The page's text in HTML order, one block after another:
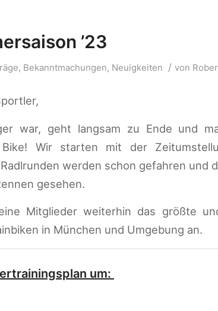
’23
, Bekanntmachungen, Neuigkeiten / von
war, geht langsam zu Ende und
Wir starten mit der
werden schon gefahren und
gesehen.
Mitglieder weiterhin das größte
in München und Umgebung an.
um: